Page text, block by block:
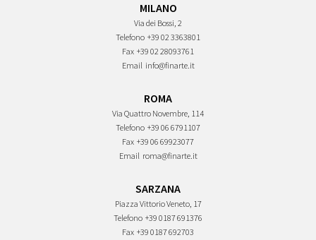
MILANO
Via dei Bossi, 2
Telefono +39 02 3363801
Fax +39 02 28093761
Email info@finarte.it
ROMA
Via Quattro Novembre, 114
Telefono +39 06 6791107
Fax +39 06 69923077
Email roma@finarte.it
SARZANA
Piazza Vittorio Veneto, 17
Telefono +39 0187 691376
Fax +39 0187 692703